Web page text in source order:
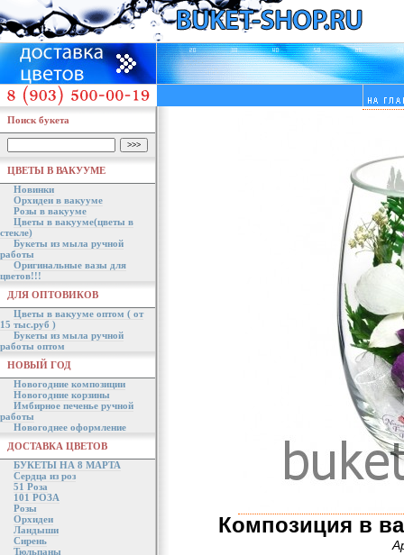
Поиск букета
ЦВЕТЫ В ВАКУУМЕ
Новинки
Орхидеи в вакууме
Розы в вакууме
Цветы в вакууме(цветы в
стекле)
Букеты из мыла ручной
работы
Оригинальные вазы для
цветов!!!
ДЛЯ ОПТОВИКОВ
Цветы в вакууме оптом ( от
15 тыс.руб )
Букеты из мыла ручной
работы оптом
НОВЫЙ ГОД
Новогодние композиции
Новогодние корзины
Имбирное печенье ручной
работы
Новогоднее оформление
ДОСТАВКА ЦВЕТОВ
БУКЕТЫ НА 8 МАРТА
Сердца из роз
51 Роза
101 РОЗА
Розы
Орхидеи
Ландыши
Сирень
Тюльпаны
Композиция в